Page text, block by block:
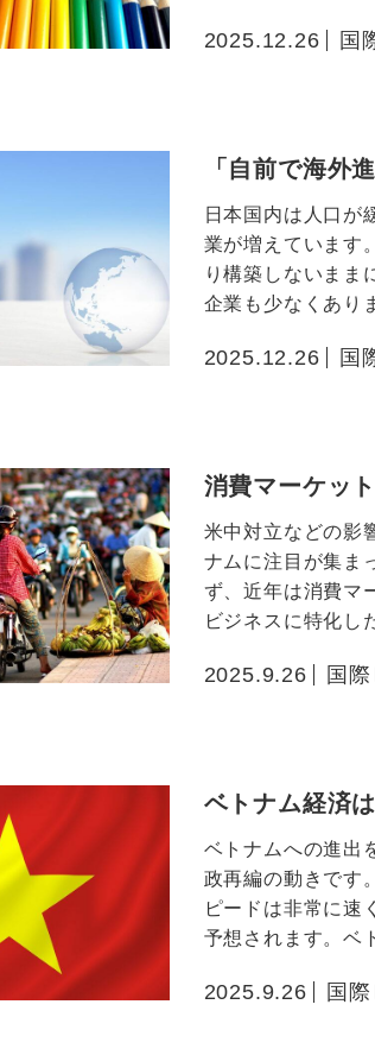
投稿日
2025.12.26 国
「自前で海外
日本国内は人口が
業が増えています
り構築しないまま
企業も少なくあり
投稿日
2025.12.26 国
消費マーケッ
米中対立などの影
ナムに注目が集ま
ず、近年は消費マ
ビジネスに特化し
投稿日
2025.9.26 国
ベトナム経済
ベトナムへの進出
政再編の動きです
ピードは非常に速
予想されます。ベ
投稿日
2025.9.26 国